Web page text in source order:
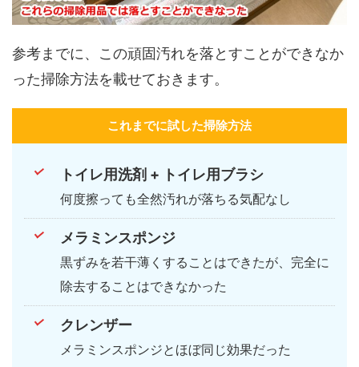
参考までに、この頑固汚れを落とすことができなか
った掃除方法を載せておきます。
これまでに試した掃除方法
トイレ用洗剤 + トイレ用ブラシ
何度擦っても全然汚れが落ちる気配なし
メラミンスポンジ
黒ずみを若干薄くすることはできたが、完全に
除去することはできなかった
クレンザー
メラミンスポンジとほぼ同じ効果だった